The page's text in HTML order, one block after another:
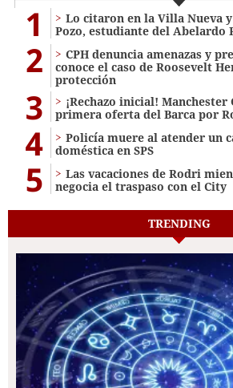
1
Lo citaron en la Villa Nueva
Pozo, estudiante del Abelardo
2
CPH denuncia amenazas y
conoce el caso de Roosevelt
protección
3
¡Rechazo inicial!
primera oferta del Barca por
4
Policía muere al atender un
doméstica en SPS
5
Las vacaciones de Rodri
negocia el traspaso con el City
TRENDING